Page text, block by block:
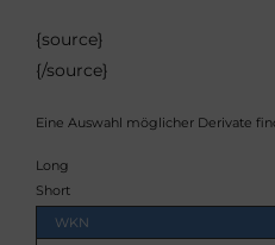
{source}
{/source}
Eine Auswahl möglicher Derivate
Long
WKN
Short